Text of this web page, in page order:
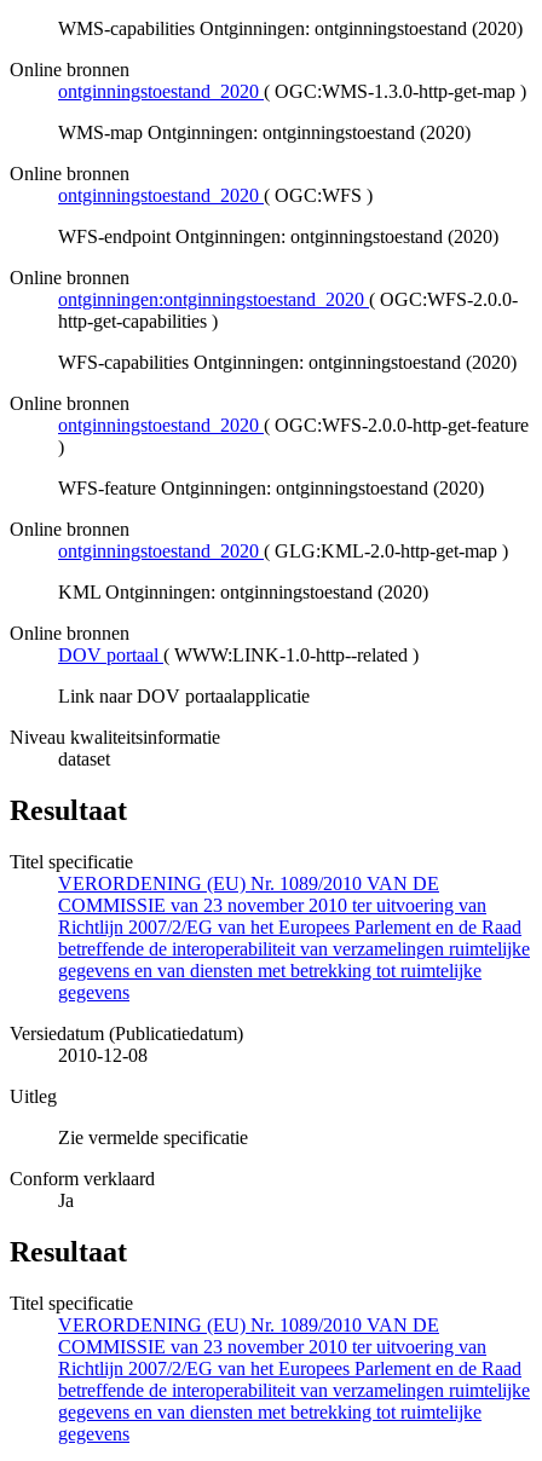
WMS-capabilities Ontginningen: ontginningstoestand (2020)
Online bronnen
ontginningstoestand_2020 ( OGC:WMS-1.3.0-http-get-map )
WMS-map Ontginningen: ontginningstoestand (2020)
Online bronnen
ontginningstoestand_2020 ( OGC:WFS )
WFS-endpoint Ontginningen: ontginningstoestand (2020)
Online bronnen
ontginningen:ontginningstoestand_2020 ( OGC:WFS-2.0.0-
http-get-capabilities )
WFS-capabilities Ontginningen: ontginningstoestand (2020)
Online bronnen
ontginningstoestand_2020 ( OGC:WFS-2.0.0-http-get-feature
)
WFS-feature Ontginningen: ontginningstoestand (2020)
Online bronnen
ontginningstoestand_2020 ( GLG:KML-2.0-http-get-map )
KML Ontginningen: ontginningstoestand (2020)
Online bronnen
DOV portaal ( WWW:LINK-1.0-http--related )
Link naar DOV portaalapplicatie
Niveau kwaliteitsinformatie
dataset
Resultaat
Titel specificatie
VERORDENING (EU) Nr. 1089/2010 VAN DE
COMMISSIE van 23 november 2010 ter uitvoering van
Richtlijn 2007/2/EG van het Europees Parlement en de Raad
betreffende de interoperabiliteit van verzamelingen ruimtelijke
gegevens en van diensten met betrekking tot ruimtelijke
gegevens
Versiedatum (Publicatiedatum)
2010-12-08
Uitleg
Zie vermelde specificatie
Conform verklaard
Ja
Resultaat
Titel specificatie
VERORDENING (EU) Nr. 1089/2010 VAN DE
COMMISSIE van 23 november 2010 ter uitvoering van
Richtlijn 2007/2/EG van het Europees Parlement en de Raad
betreffende de interoperabiliteit van verzamelingen ruimtelijke
gegevens en van diensten met betrekking tot ruimtelijke
gegevens